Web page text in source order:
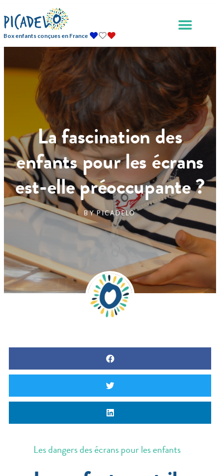
Box enfants conçues en France
La fascination des
enfants pour les écrans
est-elle préoccupante ?
BYPICADELO
Les dangers des écrans pour les enfants